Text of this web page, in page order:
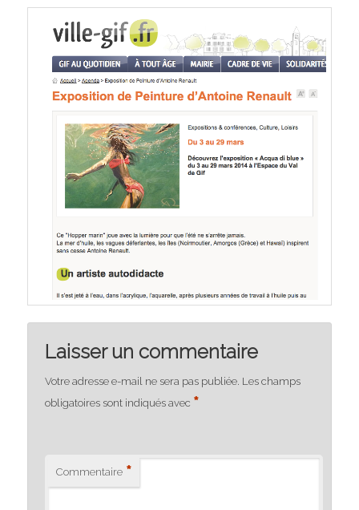
Laisser un commentaire
Votre adresse e-mail ne sera pas publiée. Les champs
obligatoires sont indiqués avec *
Commentaire *